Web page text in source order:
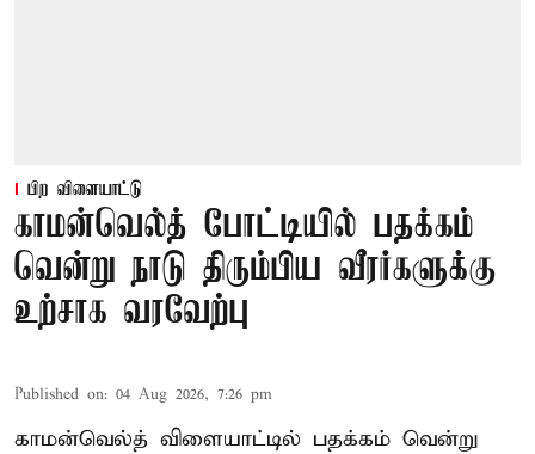
பிற விளையாட்டு
காமன்வெல்த் போட்டியில் பதக்கம்
வென்று நாடு திரும்பிய வீரர்களுக்கு
உற்சாக வரவேற்பு
Published on: 04 Aug 2026, 7:26 pm
காமன்வெல்த் விளையாட்டில் பதக்கம் வென்று